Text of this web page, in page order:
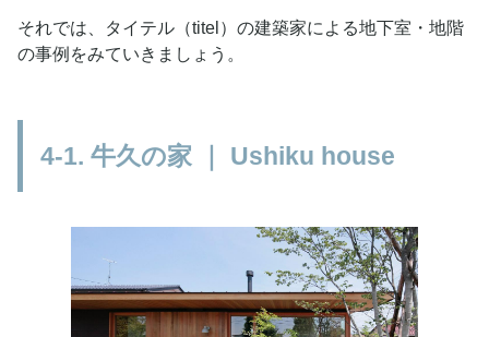
それでは、タイテル（titel）の建築家による地下室・地階
の事例をみていきましょう。
4-1. 牛久の家 ｜ Ushiku house